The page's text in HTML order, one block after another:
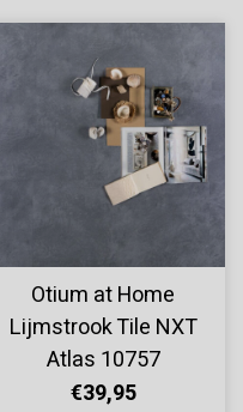
Otium at Home
Lijmstrook Tile NXT
Atlas 10757
€39,95